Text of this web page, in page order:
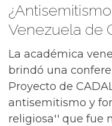
Venezuela de
La académica
brindó una
Proyecto de
antisemitismo y
religiosa'' que fue